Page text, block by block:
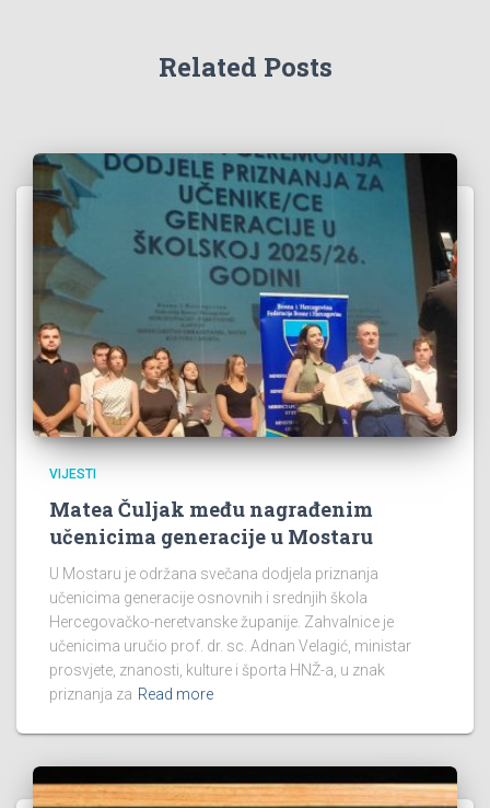
Related Posts
VIJESTI
Matea Čuljak među nagrađenim
učenicima generacije u Mostaru
U Mostaru je održana svečana dodjela priznanja
učenicima generacije osnovnih i srednjih škola
Hercegovačko-neretvanske županije. Zahvalnice je
učenicima uručio prof. dr. sc. Adnan Velagić, ministar
prosvjete, znanosti, kulture i športa HNŽ-a, u znak
priznanja za Read more